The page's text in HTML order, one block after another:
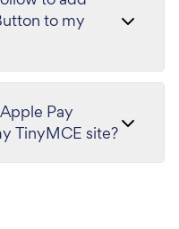
to my
Pay
TinyMCE site?